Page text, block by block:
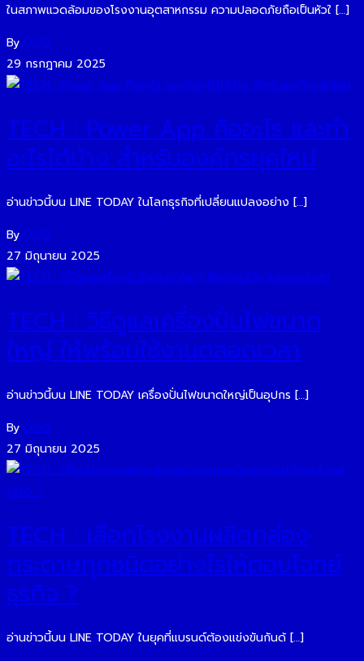
ในสภาพแวดล้อมของโรงงานอุตสาหกรรม ความปลอดภัยถือเป็นหัวใ […]
By O2O
29 กรกฎาคม 2025
TECH : Power App คืออะไร และทำ
อะไรได้บ้าง สำหรับองค์กรยุคใหม่
อ่านข่าวนี้บน LINE TODAY ในโลกธุรกิจที่เปลี่ยนแปลงอย่าง […]
By O2O
27 มิถุนายน 2025
TECH : วิธีดูแลเครื่องปั่นไฟขนาด
ใหญ่ ให้พร้อมใช้งานตลอดเวลา
อ่านข่าวนี้บน LINE TODAY เครื่องปั่นไฟขนาดใหญ่เป็นอุปกร […]
By O2O
27 มิถุนายน 2025
TECH : เลือกโรงงานผลิตกล่อง
กระดาษทุกชนิดอย่างไรให้ตอบโจทย์
ธุรกิจ ?
อ่านข่าวนี้บน LINE TODAY ในยุคที่แบรนด์ต้องแข่งขันกันด้ […]